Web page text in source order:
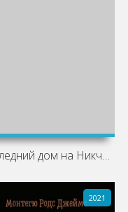
Последний дом на Никчемной улице
2021